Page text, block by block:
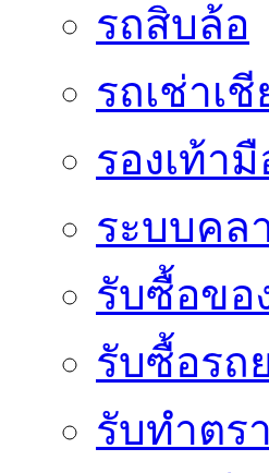
รถสิบล้อ
รถเช่าเชี
รองเท้า
ระบบคล
รับซื้อขอ
รับซื้อรถ
รับทำตร